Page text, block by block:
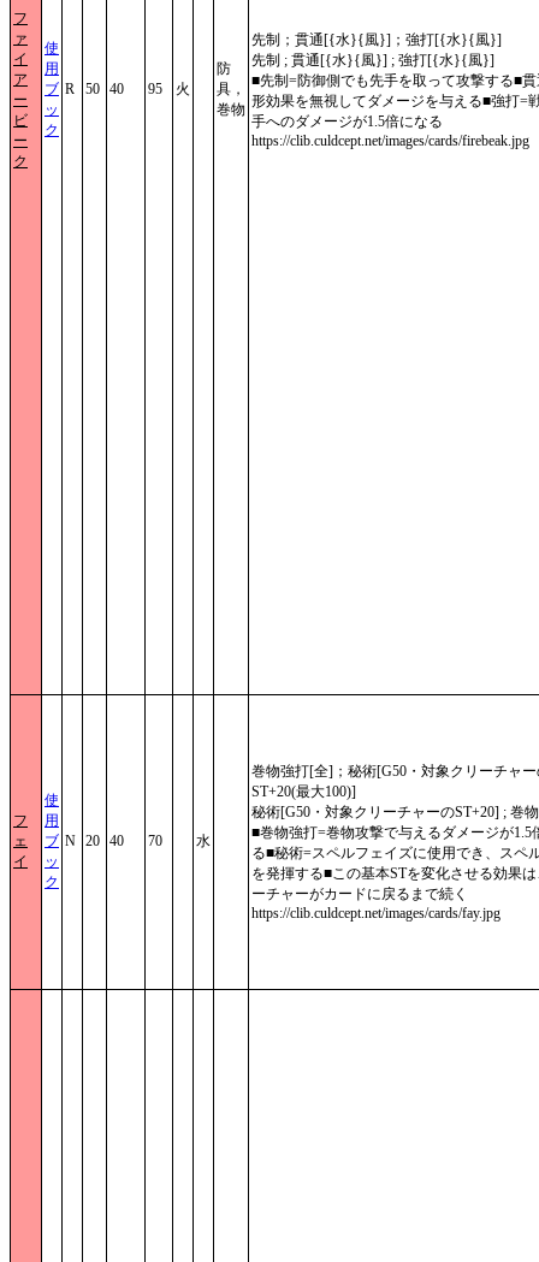
フ
ァ
イ
ア
ー
ビ
ー
ク
使
用
ブ
ッ
ク
R 50 40 95 火
防
具，
巻物
先制；貫通[{水}{風}]；強打[{水}{風}]
先制 ; 貫通[{水}{風}] ; 強打[{水}{風}]
■先制=防御側でも先手を取って攻撃する■
形効果を無視してダメージを与える■強打=
手へのダメージが1.5倍になる
https://clib.culdcept.net/images/cards/firebeak.jpg
フ
ェ
イ
使
用
ブ
ッ
ク
N 20 40 70 水
巻物強打[全]；秘術[G50・対象クリーチャ
ST+20(最大100)]
秘術[G50・対象クリーチャーのST+20] ; 巻
■巻物強打=巻物攻撃で与えるダメージが1.5
る■秘術=スペルフェイズに使用でき、スペ
を発揮する■この基本STを変化させる効果
ーチャーがカードに戻るまで続く
https://clib.culdcept.net/images/cards/fay.jpg